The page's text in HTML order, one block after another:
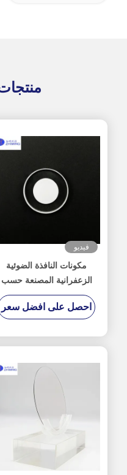
فيديو
مكونات النافذة الضوئية
الزعفرانية المصنعة حسب
الطلب
احصل على افضل سعر